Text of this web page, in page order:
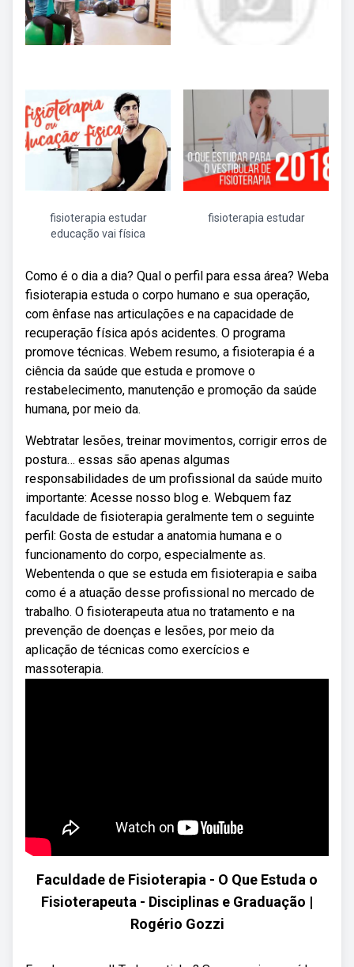
fisioterapia estudar
educação vai física
fisioterapia estudar
Como é o dia a dia? Qual o perfil para essa área? Weba
fisioterapia estuda o corpo humano e sua operação,
com ênfase nas articulações e na capacidade de
recuperação física após acidentes. O programa
promove técnicas. Webem resumo, a fisioterapia é a
ciência da saúde que estuda e promove o
restabelecimento, manutenção e promoção da saúde
humana, por meio da.
Webtratar lesões, treinar movimentos, corrigir erros de
postura… essas são apenas algumas
responsabilidades de um profissional da saúde muito
importante: Acesse nosso blog e. Webquem faz
faculdade de fisioterapia geralmente tem o seguinte
perfil: Gosta de estudar a anatomia humana e o
funcionamento do corpo, especialmente as.
Webentenda o que se estuda em fisioterapia e saiba
como é a atuação desse profissional no mercado de
trabalho. O fisioterapeuta atua no tratamento e na
prevenção de doenças e lesões, por meio da
aplicação de técnicas como exercícios e
massoterapia.
Faculdade de Fisioterapia - O Que Estuda o
Fisioterapeuta - Disciplinas e Graduação |
Rogério Gozzi